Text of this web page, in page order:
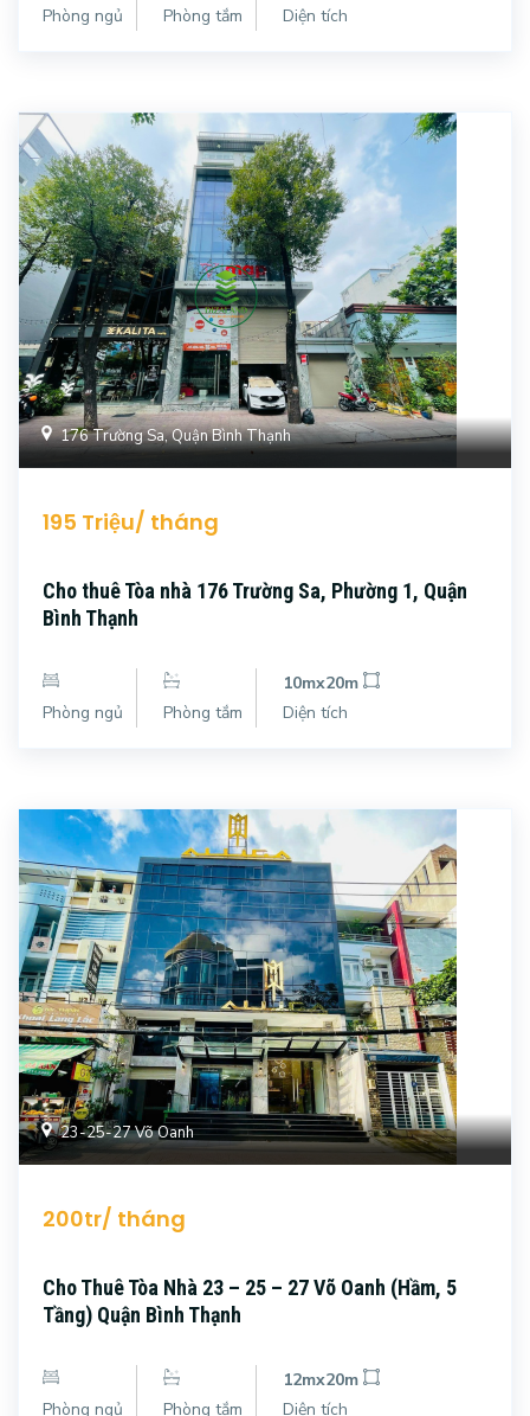
Phòng ngủ Phòng tắm
Diện tích
176 Trường Sa, Quận Bình Thạnh
195 Triệu/ tháng
Cho thuê Tòa nhà 176 Trường Sa, Phường 1, Quận
Bình Thạnh
Phòng ngủ Phòng tắm
10mx20m
Diện tích
23-25-27 Võ Oanh
200tr/ tháng
Cho Thuê Tòa Nhà 23 – 25 – 27 Võ Oanh (Hầm, 5
Tầng) Quận Bình Thạnh
Phòng ngủ Phòng tắm
12mx20m
Diện tích